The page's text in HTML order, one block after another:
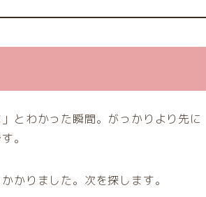
とわかった瞬間。がっかりより先に
。
かりました。次を探します。